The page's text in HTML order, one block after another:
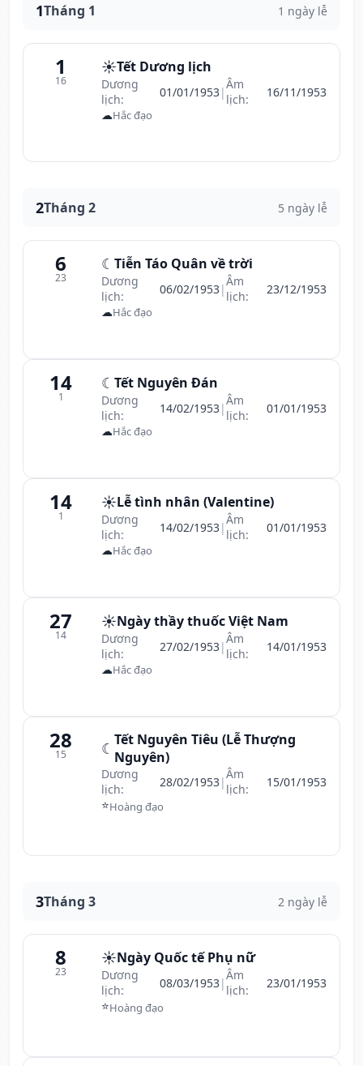
1Tháng 1 1 ngày lễ
1
16
☀️Tết Dương lịch
Dương
lịch:
01/01/1953|Âm
lịch:
16/11/1953
☁Hắc đạo
2Tháng 2 5 ngày lễ
6
23
☾ Tiễn Táo Quân về trời
Dương
lịch:
06/02/1953|Âm
lịch:
23/12/1953
☁Hắc đạo
14
1
☾ Tết Nguyên Đán
Dương
lịch:
14/02/1953|Âm
lịch:
01/01/1953
☁Hắc đạo
14
1
☀️Lễ tình nhân (Valentine)
Dương
lịch:
14/02/1953|Âm
lịch:
01/01/1953
☁Hắc đạo
27
14
☀️Ngày thầy thuốc Việt Nam
Dương
lịch:
27/02/1953|Âm
lịch:
14/01/1953
☁Hắc đạo
28
15 ☾ Tết Nguyên Tiêu (Lễ Thượng
Nguyên)
Dương
lịch:
28/02/1953|Âm
lịch:
15/01/1953
⭐Hoàng đạo
3Tháng 3 2 ngày lễ
8
23
☀️Ngày Quốc tế Phụ nữ
Dương
lịch:
08/03/1953|Âm
lịch:
23/01/1953
⭐Hoàng đạo